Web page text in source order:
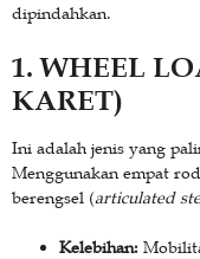
dipindahkan.
1. WHEEL
KARET)
Ini adalah jenis yang
Menggunakan empat
berengsel (articulated
Kelebihan: